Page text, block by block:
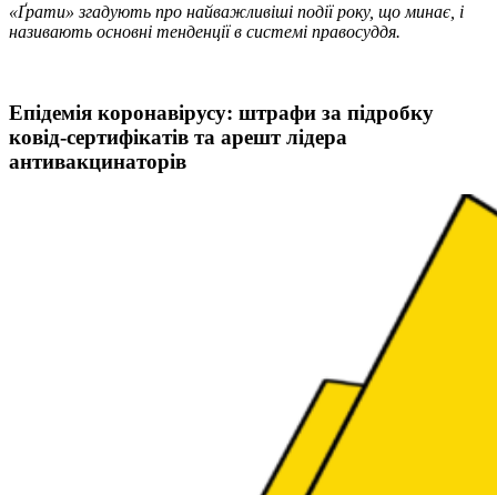
«Ґрати» згадують про найважливіші події року, що минає, і
називають основні тенденції в системі правосуддя.
Епідемія коронавірусу: штрафи за підробку
ковід-сертифікатів та арешт лідера
антивакцинаторів